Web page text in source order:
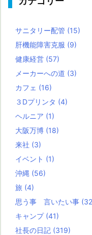
サニタリー配管 (15)
肝機能障害克服 (9)
健康経営 (57)
メーカーへの道 (3)
カフェ (16)
３Dプリンタ (4)
ヘルニア (1)
大阪万博 (18)
来社 (3)
イベント (1)
沖縄 (56)
旅 (4)
思う事 言いたい事
キャンプ (41)
社長の日記 (319)